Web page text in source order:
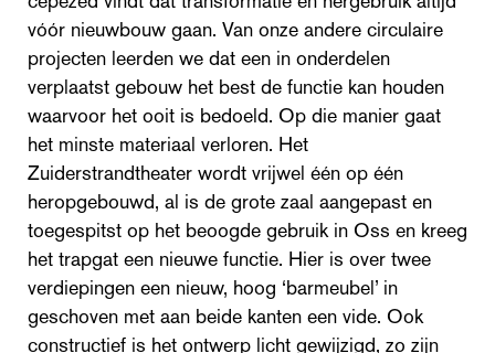
vóór nieuwbouw gaan. Van onze andere circulaire
projecten leerden we dat een in onderdelen
verplaatst gebouw het best de functie kan houden
waarvoor het ooit is bedoeld. Op die manier gaat
het minste materiaal verloren. Het
Zuiderstrandtheater wordt vrijwel één op één
heropgebouwd, al is de grote zaal aangepast en
toegespitst op het beoogde gebruik in Oss en kreeg
het trapgat een nieuwe functie. Hier is over twee
verdiepingen een nieuw, hoog ‘barmeubel’ in
geschoven met aan beide kanten een vide. Ook
constructief is het ontwerp licht gewijzigd, zo zijn